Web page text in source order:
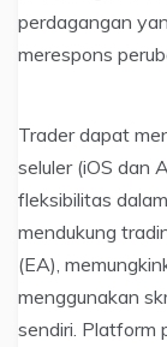
perdagangan
merespons
Trader dapat
seluler (iOS dan
fleksibilitas
mendukung
(EA),
menggunakan
sendiri. Platform